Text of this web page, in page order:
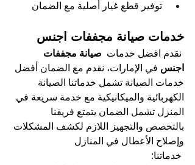
توفير قطع غيار أصلية مع الضمان
خدمات صيانة مجففات اجنس
نقدم افضل خدمات صيانة مجففات
اجنس في الإمارات، نقدم مع الضمان أفضل
خدمات الصيانة تشمل خدماتنا الصيانة
الكهربائية والميكانيكية مع خدمة سريعة في
المنزل تشمل الضمان يتمتع فريقنا
بالتخصص والتجهيز اللازم لكشف المشكلات
وإصلاح الأعطال في المنازل
خدماتنا: